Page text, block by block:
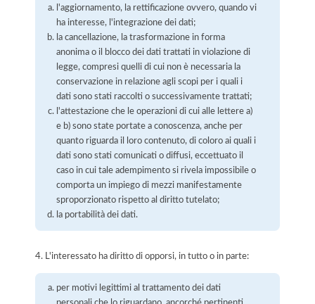
l'aggiornamento, la rettificazione ovvero, quando vi
ha interesse, l'integrazione dei dati;
la cancellazione, la trasformazione in forma
anonima o il blocco dei dati trattati in violazione di
legge, compresi quelli di cui non è necessaria la
conservazione in relazione agli scopi per i quali i
dati sono stati raccolti o successivamente trattati;
l'attestazione che le operazioni di cui alle lettere a)
e b) sono state portate a conoscenza, anche per
quanto riguarda il loro contenuto, di coloro ai quali i
dati sono stati comunicati o diffusi, eccettuato il
caso in cui tale adempimento si rivela impossibile o
comporta un impiego di mezzi manifestamente
sproporzionato rispetto al diritto tutelato;
la portabilità dei dati.
4. L'interessato ha diritto di opporsi, in tutto o in parte:
per motivi legittimi al trattamento dei dati